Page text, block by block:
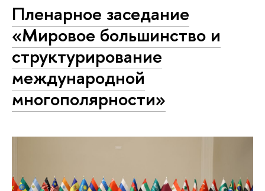
Пленарное заседание
«Мировое большинство и
структурирование
международной
многополярности»